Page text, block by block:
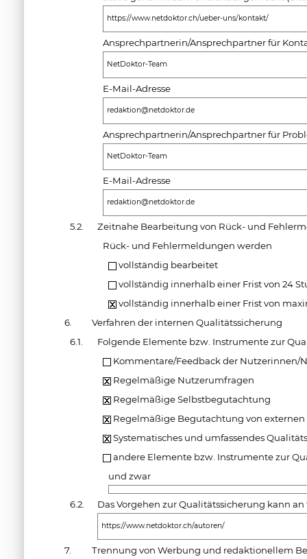
https://www.netdoktor.ch/ueber-uns/kontakt/
Ansprechpartnerin/Ansprechpartner für
NetDoktor-Team
E-Mail-Adresse
redaktion@netdoktor.de
Ansprechpartnerin/Ansprechpartner für
NetDoktor-Team
E-Mail-Adresse
redaktion@netdoktor.de
5.2.
Zeitnahe Bearbeitung von Rück- und
Rück- und Fehlermeldungen werden
vollständig bearbeitet
vollständig innerhalb einer Frist von 24
vollständig innerhalb einer Frist von
6.
Verfahren der internen Qualitätssicherung
6.1.
Folgende Elemente bzw. Instrumente zur
Kommentare/Feedback der Nutzerinnen/
Regelmäßige Nutzerumfragen
Regelmäßige Selbstbegutachtung
Regelmäßige Begutachtung von
Systematisches und umfassendes
andere Elemente bzw. Instrumente zur
und zwar
6.2. Das Vorgehen zur Qualitätssicherung kann
https://www.netdoktor.ch/autoren/
7.
Trennung von Werbung und redaktionellem